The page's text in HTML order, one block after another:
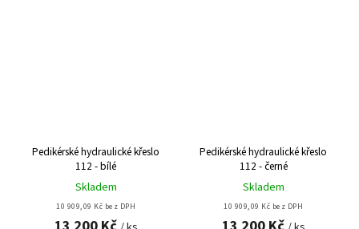
Pedikérské hydraulické křeslo
112 - bílé
Skladem
10 909,09 Kč bez DPH
Pedikérské hydraulické křeslo
112 - černé
Skladem
10 909,09 Kč bez DPH